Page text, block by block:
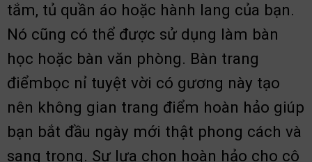
tắm, tủ quần áo hoặc hành lang của bạn.
Nó cũng có thể được sử dụng làm bàn
học hoặc bàn văn phòng. Bàn trang
điểmbọc nỉ tuyệt vời có gương này tạo
nên không gian trang điểm hoàn hảo giúp
bạn bắt đầu ngày mới thật phong cách và
sang trọng. Sự lựa chọn hoàn hảo cho cô